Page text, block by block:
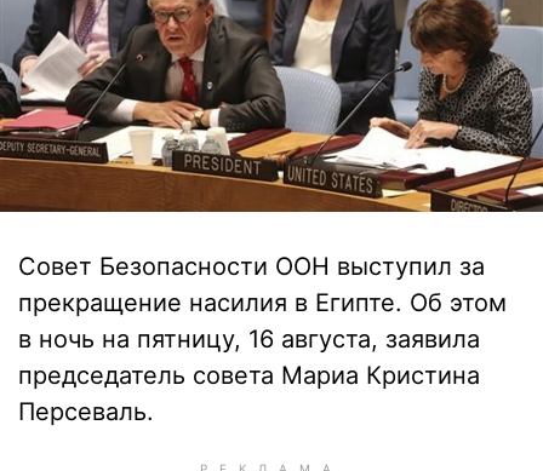
Совет Безопасности ООН выступил за
прекращение насилия в Египте. Об этом
в ночь на пятницу, 16 августа, заявила
председатель совета Мариа Кристина
Персеваль.